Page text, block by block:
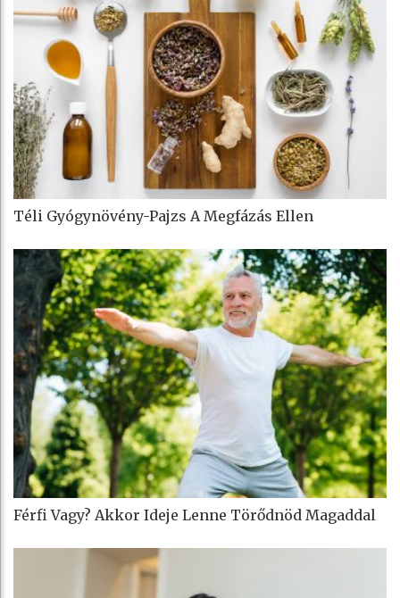
Téli Gyógynövény-Pajzs A Megfázás Ellen
Férfi Vagy? Akkor Ideje Lenne Törődnöd Magaddal